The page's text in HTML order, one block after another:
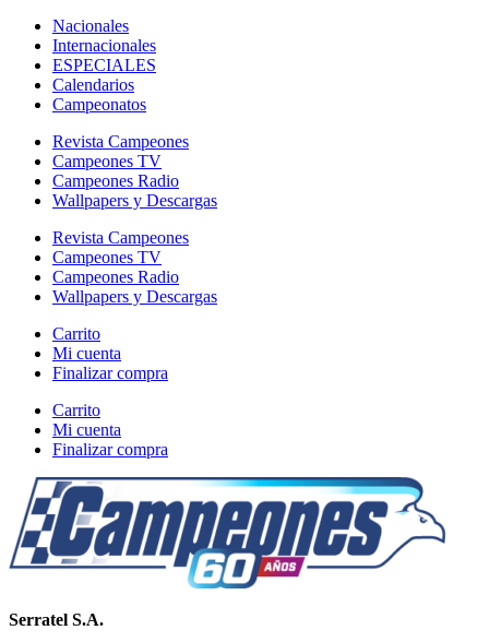
Nacionales
Internacionales
ESPECIALES
Calendarios
Campeonatos
Revista Campeones
Campeones TV
Campeones Radio
Wallpapers y Descargas
Revista Campeones
Campeones TV
Campeones Radio
Wallpapers y Descargas
Carrito
Mi cuenta
Finalizar compra
Carrito
Mi cuenta
Finalizar compra
Serratel S.A.